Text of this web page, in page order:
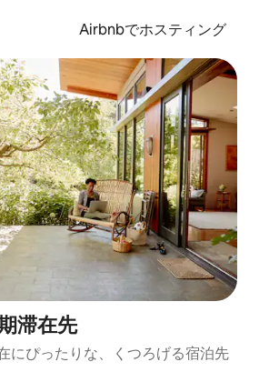
Airbnbでホスティング
滞在先
にぴったりな、くつろげる宿泊先